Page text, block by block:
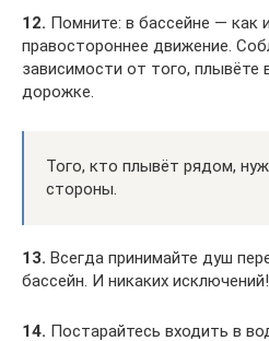
12. Помните: в бассейне — как
правостороннее движение.
зависимости от того, плывёте
дорожке.
Того, кто плывёт рядом,
стороны.
13. Всегда принимайте душ
бассейн. И никаких исключений!
14. Постарайтесь входить в